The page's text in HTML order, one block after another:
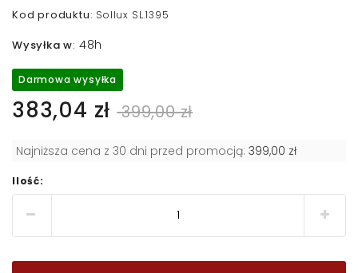
Kod produktu: Sollux SL.1395
Wysyłka w: 48h
Darmowa wysyłka
383,04 zł 399,00 zł
Najniższa cena z 30 dni przed promocją: 399,00 zł
Ilość: